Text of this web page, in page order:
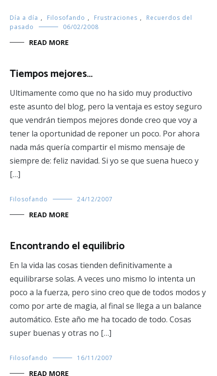
Día a día , Filosofando , Frustraciones ,
Recuerdos del
pasado
06/02/2008
READ MORE
Tiempos mejores…
Ultimamente como que no ha sido muy productivo
este asunto del blog, pero la ventaja es estoy seguro
que vendrán tiempos mejores donde creo que voy a
tener la oportunidad de reponer un poco. Por ahora
nada más quería compartir el mismo mensaje de
siempre de: feliz navidad. Si yo se que suena hueco y
[…]
Filosofando 24/12/2007
READ MORE
Encontrando el equilibrio
En la vida las cosas tienden definitivamente a
equilibrarse solas. A veces uno mismo lo intenta un
poco a la fuerza, pero sino creo que de todos modos y
como por arte de magia, al final se llega a un balance
automático. Este año me ha tocado de todo. Cosas
super buenas y otras no […]
Filosofando 16/11/2007
READ MORE